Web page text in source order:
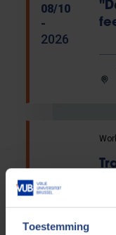
Toestemming
08/10
-
2026
09/11
-